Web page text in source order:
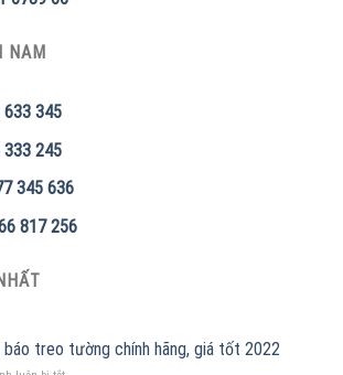
NAM
633 345
333 245
345 636
817 256
báo treo tường chính hãng, giá tốt 2022